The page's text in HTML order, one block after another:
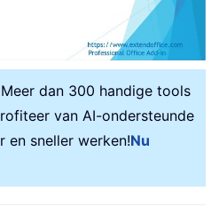
dan 300 handige tools
van AI-ondersteunde
en sneller werken!Nu